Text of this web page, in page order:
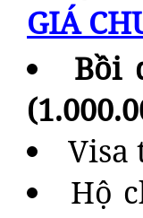
GIÁ
Bồi
Visa
Hộ